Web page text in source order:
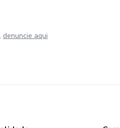
denuncie aqui